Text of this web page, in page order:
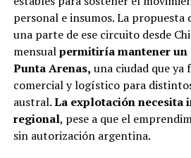
personal e insumos. La propuesta
una parte de ese circuito desde
mensualpermitiría mantener un
Punta Arenas, una ciudad que ya
comercial y logístico para
austral.La explotación necesita
regional, pese a que el
sin autorización argentina.